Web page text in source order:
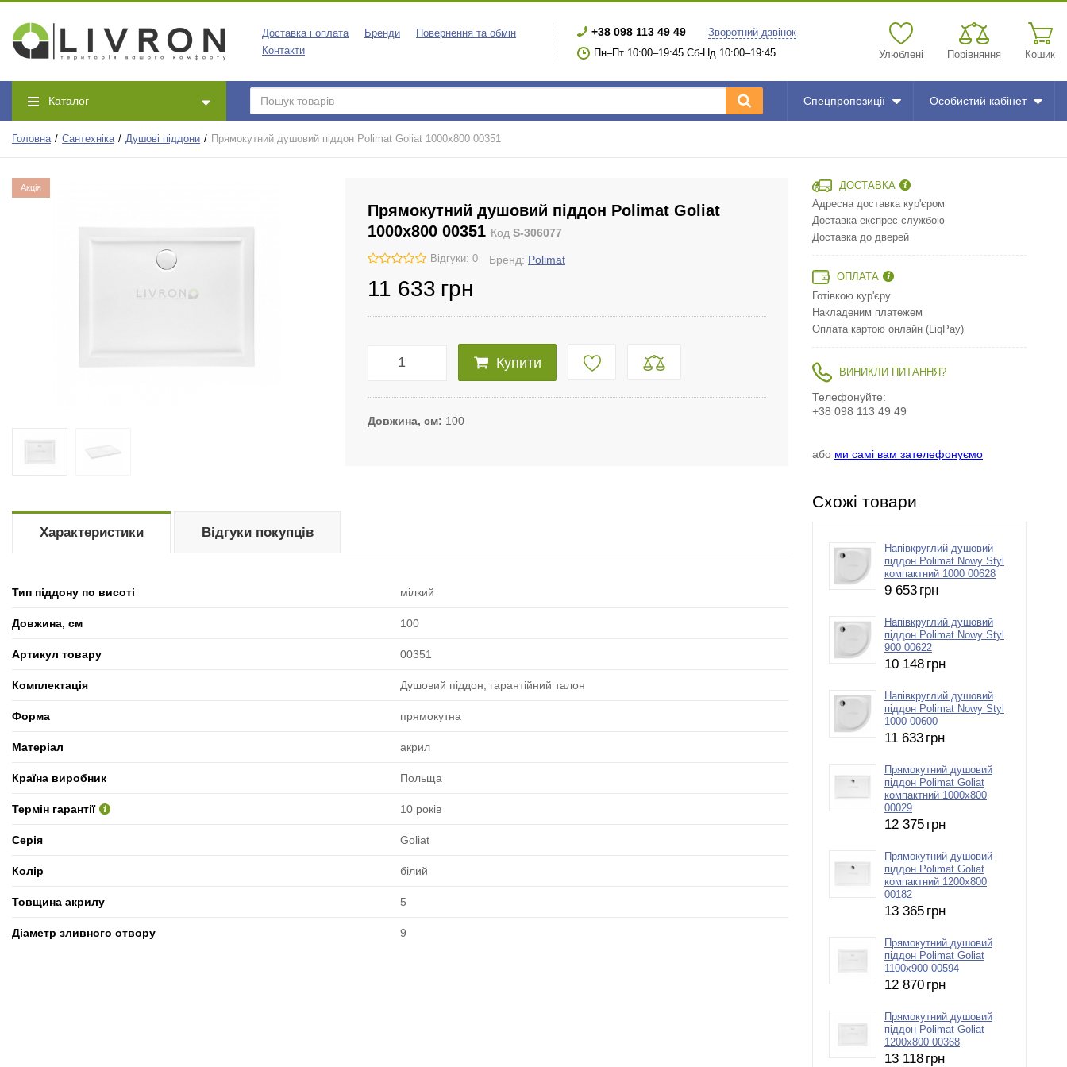
Доставка і оплата Бренди
Повернення та обмін
Контакти
+38 098 113 49 49
Зворотний дзвінок
Пн–Пт 10:00–19:45 Сб-Нд 10:00–19:45
Улюблені Порівняння Кошик
Каталог Спецпропозиції Особистий кабінет
Головна Сантехніка Душові піддони Прямокутний душовий піддон Polimat Goliat 1000х800 00351
Акція
Прямокутний душовий піддон Polimat Goliat
1000х800 00351 Код S-306077
Відгуки: 0 Бренд: Polimat
11 633 грн
Купити
Довжина, см 100
Характеристики
Тип піддону по висоті мілкий
Довжина, см 100
Артикул товару 00351
Комплектація Душовий піддон; гарантійний талон
Форма прямокутна
Матеріал акрил
Країна виробник Польща
Термін гарантії 10 років
Серія Goliat
Колір білий
Товщина акрилу 5
Діаметр зливного отвору 9
Відгуки покупців
ДОСТАВКА
Адресна доставка кур'єром
Доставка експрес службою
Доставка до дверей
ОПЛАТА
Готівкою кур'єру
Накладеним платежем
Оплата картою онлайн (LiqPay)
ВИНИКЛИ ПИТАННЯ?
Телефонуйте:
+38 098 113 49 49
або ми самі вам зателефонуємо
Схожі товари
Напівкруглий душовий
піддон Polimat Nowy Styl
компактний 1000 00628
9 653 грн
Напівкруглий душовий
піддон Polimat Nowy Styl
900 00622
10 148 грн
Напівкруглий душовий
піддон Polimat Nowy Styl
1000 00600
11 633 грн
Прямокутний душовий
піддон Polimat Goliat
компактний 1000х800
00029
12 375 грн
Прямокутний душовий
піддон Polimat Goliat
компактний 1200х800
00182
13 365 грн
Прямокутний душовий
піддон Polimat Goliat
1100х900 00594
12 870 грн
Прямокутний душовий
піддон Polimat Goliat
1200х800 00368
13 118 грн